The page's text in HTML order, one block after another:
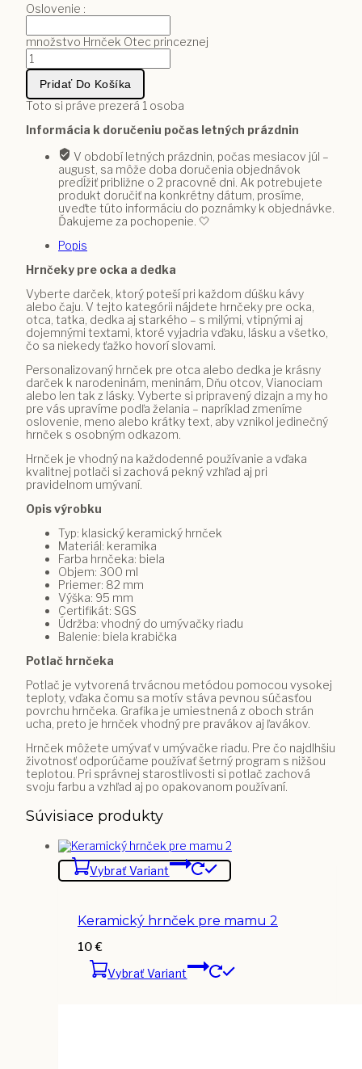
Oslovenie :
množstvo Hrnček Otec princeznej
Pridať Do Košíka
Toto si práve prezerá 1 osoba
Informácia k doručeniu počas letných prázdnin
V období letných prázdnin, počas mesiacov júl –
august, sa môže doba doručenia objednávok
predĺžiť približne o 2 pracovné dni. Ak potrebujete
produkt doručiť na konkrétny dátum, prosíme,
uveďte túto informáciu do poznámky k objednávke.
Ďakujeme za pochopenie. 🤍
Popis
Hrnčeky pre ocka a dedka
Vyberte darček, ktorý poteší pri každom dúšku kávy
alebo čaju. V tejto kategórii nájdete hrnčeky pre ocka,
otca, tatka, dedka aj starkého – s milými, vtipnými aj
dojemnými textami, ktoré vyjadria vďaku, lásku a všetko,
čo sa niekedy ťažko hovorí slovami.
Personalizovaný hrnček pre otca alebo dedka je krásny
darček k narodeninám, meninám, Dňu otcov, Vianociam
alebo len tak z lásky. Vyberte si pripravený dizajn a my ho
pre vás upravíme podľa želania – napríklad zmeníme
oslovenie, meno alebo krátky text, aby vznikol jedinečný
hrnček s osobným odkazom.
Hrnček je vhodný na každodenné používanie a vďaka
kvalitnej potlači si zachová pekný vzhľad aj pri
pravidelnom umývaní.
Opis výrobku
Typ: klasický keramický hrnček
Materiál: keramika
Farba hrnčeka: biela
Objem: 300 ml
Priemer: 82 mm
Výška: 95 mm
Certifikát: SGS
Údržba: vhodný do umývačky riadu
Balenie: biela krabička
Potlač hrnčeka
Potlač je vytvorená trvácnou metódou pomocou vysokej
teploty, vďaka čomu sa motív stáva pevnou súčasťou
povrchu hrnčeka. Grafika je umiestnená z oboch strán
ucha, preto je hrnček vhodný pre pravákov aj ľavákov.
Hrnček môžete umývať v umývačke riadu. Pre čo najdlhšiu
životnosť odporúčame používať šetrný program s nižšou
teplotou. Pri správnej starostlivosti si potlač zachová
svoju farbu a vzhľad aj po opakovanom používaní.
Súvisiace produkty
Vybrať Variant
Keramický hrnček pre mamu 2
10€
Vybrať Variant